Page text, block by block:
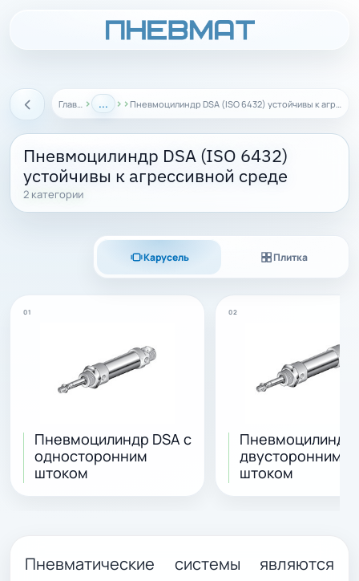
Назад › ... › ›
Пневмоцилиндр DSA (ISO 6432)
устойчивы к агрессивной среде
2 категории
Карусель Плитка
01
Пневмоцилиндр DSA с
односторонним
штоком
02
Пневмоцилиндр
двусторонним
штоком
Пневматические системы являются